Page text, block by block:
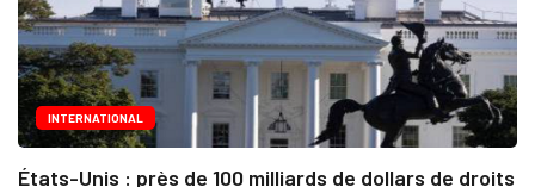
INTERNATIONAL
États-Unis : près de 100 milliards de dollars de droits